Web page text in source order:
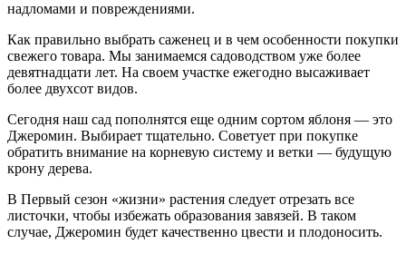
надломами и повреждениями.
Как правильно выбрать саженец и в чем особенности покупки
свежего товара. Мы занимаемся садоводством уже более
девятнадцати лет. На своем участке ежегодно высаживает
более двухсот видов.
Сегодня наш сад пополнятся еще одним сортом яблоня — это
Джеромин. Выбирает тщательно. Советует при покупке
обратить внимание на корневую систему и ветки — будущую
крону дерева.
В Первый сезон «жизни» растения следует отрезать все
листочки, чтобы избежать образования завязей. В таком
случае, Джеромин будет качественно цвести и плодоносить.